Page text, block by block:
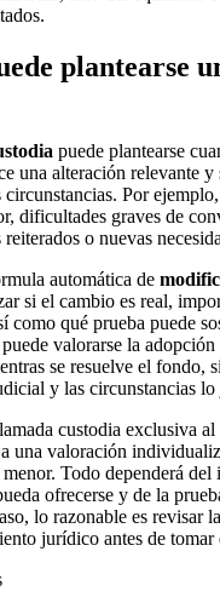
plantearse
puede plantearse
una alteración relevante y
circunstancias. Por
dificultades graves de
o nuevas
automática de
si el cambio es real,
como qué prueba puede
valorarse la adopción
se resuelve el fondo,
y las circunstancias
custodia exclusiva al
una valoración
Todo dependerá del
ofrecerse y de la
lo razonable es revisar
jurídico antes de tomar